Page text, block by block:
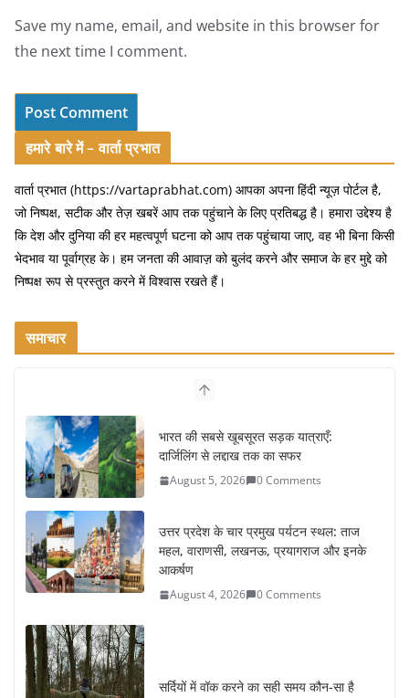
Save my name, email, and website in this browser for
the next time I comment.
हमारे बारे में – वार्ता प्रभात
वार्ता प्रभात (https://vartaprabhat.com) आपका अपना हिंदी न्यूज़ पोर्टल है,
जो निष्पक्ष, सटीक और तेज़ खबरें आप तक पहुंचाने के लिए प्रतिबद्ध है। हमारा उद्देश्य है
कि देश और दुनिया की हर महत्वपूर्ण घटना को आप तक पहुंचाया जाए, वह भी बिना किसी
भेदभाव या पूर्वाग्रह के। हम जनता की आवाज़ को बुलंद करने और समाज के हर मुद्दे को
निष्पक्ष रूप से प्रस्तुत करने में विश्वास रखते हैं।
समाचार
भारत की सबसे खूबसूरत सड़क यात्राएँ:
दार्जिलिंग से लद्दाख तक का सफर
August 5, 2026 0 Comments
उत्तर प्रदेश के चार प्रमुख पर्यटन स्थल: ताज
महल, वाराणसी, लखनऊ, प्रयागराज और इनके
आकर्षण
August 4, 2026 0 Comments
सर्दियों में वॉक करने का सही समय कौन-सा है